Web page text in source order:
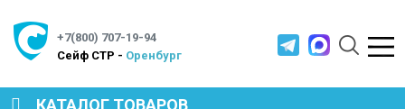
+7(800) 707-19-94
Cейф СТР - Оренбург
КАТАЛОГ ТОВАРОВ